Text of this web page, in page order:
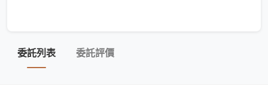
委託列表 委託評價